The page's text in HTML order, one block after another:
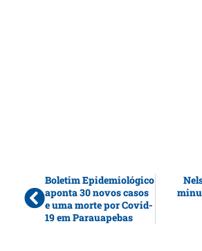
Boletim Epidemiológico
aponta 30 novos casos
e uma morte por Covid-
19 em Parauapebas